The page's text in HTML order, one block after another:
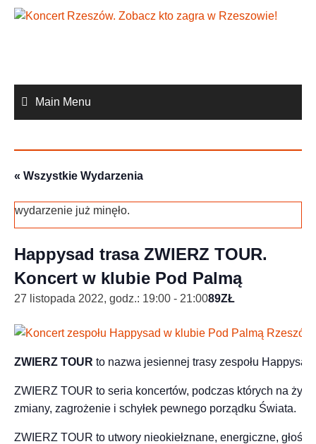
Skip
Main Menu
« Wszystkie Wydarzenia
wydarzenie już minęło.
Happysad trasa ZWIERZ TOUR.
Koncert w klubie Pod Palmą
27 listopada 2022, godz.: 19:00 - 21:0089ZŁ
ZWIERZ TOUR to nazwa jesiennej trasy zespołu
ZWIERZ TOUR to seria koncertów, podczas których na
zmiany, zagrożenie i schyłek pewnego porządku Świata.
ZWIERZ TOUR to utwory nieokiełznane, energiczne,